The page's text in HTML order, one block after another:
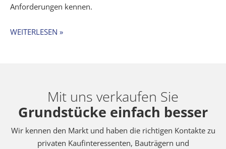
Anforderungen kennen.
WEITERLESEN »
Mit uns verkaufen Sie
Grundstücke einfach besser
Wir kennen den Markt und haben die richtigen Kontakte zu
privaten Kaufinteressenten, Bauträgern und